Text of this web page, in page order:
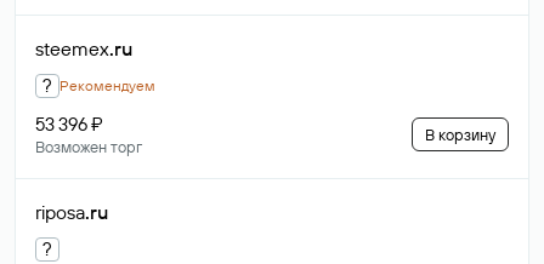
steemex.ru
? Рекомендуем
53 396 ₽
Возможен торг
В корзину
riposa.ru
?